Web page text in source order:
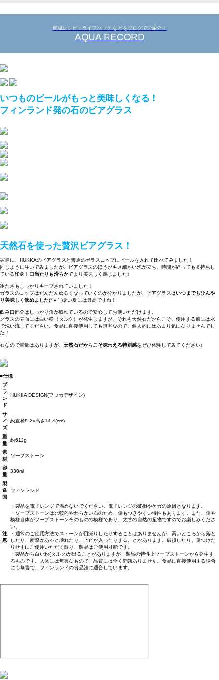
簡単レシピ・ライフハック などをブログでご紹介！
AQUA RECORD
いつものビールがもっと美味しくなる！
フィンランド発の石のビアグラス
天然石を使った贅沢ビアグラス！
実際に、HUKKAのビアグラスと普通のガラスコップにビールを入れて比べてみました！
同じように注いでみましたが、ビアグラスのほうがキメ細かい泡が立ち、時間が経っても長持ちし
ている印象！ 口当たりも滑らかでより美味しく感じました♪
冷たさもしっかりキープされていました！
ガラスのコップはだんだんぬるくなっていくのが分かりましたが、ビアグラスはいつまでもひんや
り美味しく飲めました(*´v｀)暑い夏には最高ですね！
飲み口部分はしっかり角が取れているので安心してお使いただけます。
グラスの表面には白い粉（タルク）が発生しますが、それも天然石だからこそ。使用する前には水
で洗い流してください。食品に直接使用しても無害なので、個人的にはあまり気になりませんでし
た！
石なので重量はありますが、 天然石だからこそ味わえる特別感をぜひ体験してみてください♪
■仕様
ブ
ラ
ン
ド
HUKKA DESIGN(フッカデザイン)
サ
イ
ズ
約直径8.2×高さ14.4(cm)
重
量
約612g
素
材
ソープストーン
容
量
330ml
製
造
国
フィンランド
注
意
・製品を電子レンジで温めないでください。電子レンジの破損やケガの原因となります。
・ソープストーンは比較的やわらかい石のため、傷もつきやすい特性もあります。また、傷や
模様自体がソープストーンそのものの模様であり、太古の自然の産物ですのでお楽しみくださ
い。
・通常のご使用方法でストーンが目減りしたりすることはありませんが、高いところから落と
したり、衝撃があると壊れたり、ヒビが入ったりすることがあります。破損したり、傷つけた
りせずにご使用いただく限り、製品はご使用可能です。
・製品から白い粉(タルク)が出ることがありますが、製品の特性上ソープストーンから発生す
るものです。人体には無害なもので、品質には全く問題ありません。食品に直接使用する場合
にも無害で、フィンランドの食品法に適合しています。